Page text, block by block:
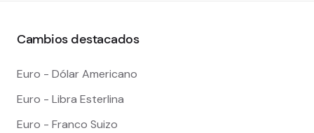
Cambios destacados
Euro - Dólar Americano
Euro - Libra Esterlina
Euro - Franco Suizo